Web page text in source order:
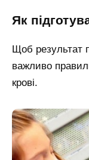
Як
Щоб результат
важливо
крові.